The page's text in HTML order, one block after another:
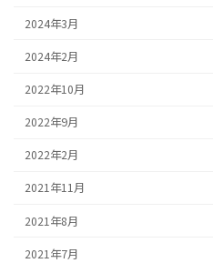
2024年3月
2024年2月
2022年10月
2022年9月
2022年2月
2021年11月
2021年8月
2021年7月